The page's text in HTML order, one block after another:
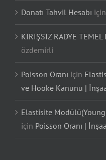
Donatı Tahvil Hesabı için
KİRİŞSİZ RADYE
özdemirli
Poisson Oranı için
ve Hooke Kanunu |
Elastisite
için Poisson Oranı |